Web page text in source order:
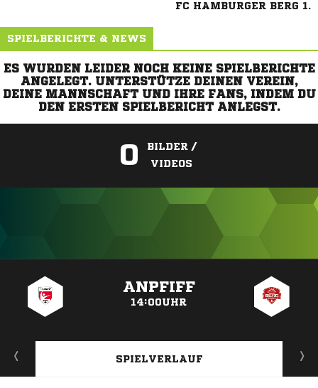
FC HAMBURGER BERG 1.
SPIELBERICHTE & NEWS
ES WURDEN LEIDER NOCH KEINE SPIELBERICHTE
ANGELEGT. UNTERSTÜTZE DEINEN VEREIN,
DEINE MANNSCHAFT UND IHRE FANS, INDEM DU
DEN ERSTEN SPIELBERICHT ANLEGST.
0
BILDER /
VIDEOS
ANPFIFF
14:00UHR
SPIELVERLAUF